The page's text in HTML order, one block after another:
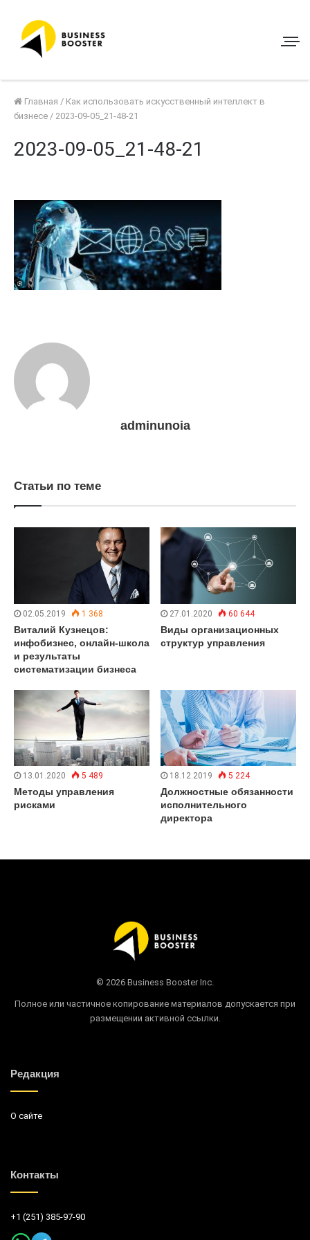
Главная / Как использовать искусственный интеллект в
бизнесе / 2023-09-05_21-48-21
2023-09-05_21-48-21
adminunoia
Статьи по теме
02.05.2019 1 368
Виталий Кузнецов:
инфобизнес, онлайн-школа
и результаты
систематизации бизнеса
27.01.2020 60 644
Виды организационных
структур управления
13.01.2020 5 489
Методы управления
рисками
18.12.2019 5 224
Должностные обязанности
исполнительного
директора
© 2026 Business Booster Inc.
Полное или частичное копирование материалов допускается при
размещении активной ссылки.
Редакция
О сайте
Контакты
+1 (251) 385-97-90